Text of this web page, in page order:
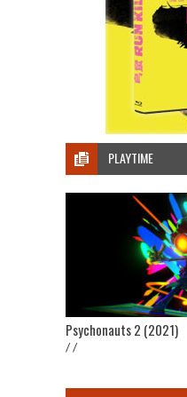
PLAYTIME
Psychonauts 2 (2021)
/ /